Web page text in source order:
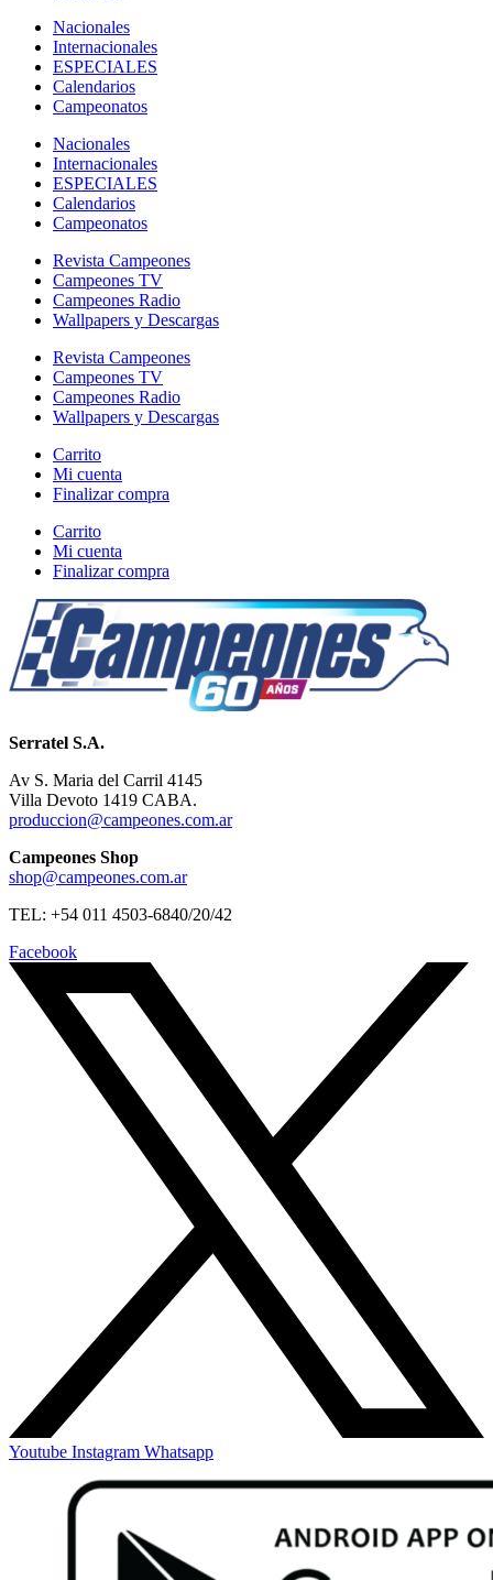
Nacionales
Internacionales
ESPECIALES
Calendarios
Campeonatos
Nacionales
Internacionales
ESPECIALES
Calendarios
Campeonatos
Revista Campeones
Campeones TV
Campeones Radio
Wallpapers y Descargas
Revista Campeones
Campeones TV
Campeones Radio
Wallpapers y Descargas
Carrito
Mi cuenta
Finalizar compra
Carrito
Mi cuenta
Finalizar compra
Serratel S.A.
Av S. Maria del Carril 4145
Villa Devoto 1419 CABA.
produccion@campeones.com.ar
Campeones Shop
shop@campeones.com.ar
TEL: +54 011 4503-6840/20/42
Facebook
Youtube Instagram Whatsapp